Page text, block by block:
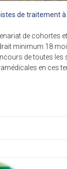
de traitement
de cohortes
minimum 18
de toutes les
en ces